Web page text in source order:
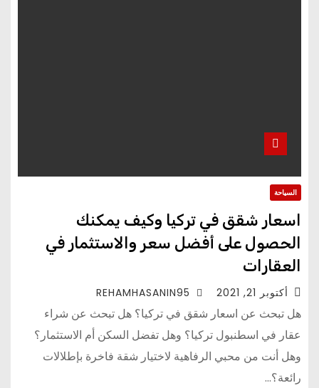
السياحة
اسعار شقق في تركيا وكيف يمكنك
الحصول على أفضل سعر والاستثمار في
العقارات
أكتوبر 21, 2021
هل تبحث عن اسعار شقق في تركيا؟ هل تبحث عن شراء
عقار في اسطنبول تركيا؟ وهل تفضل السكن أم الاستثمار؟
وهل أنت من محبي الرفاهية لاختيار شقة فاخرة بإطلالات
رائعة؟…